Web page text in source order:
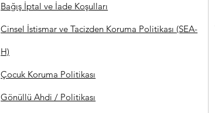
Bağış İptal ve İade Koşulları
Cinsel İstismar ve Tacizden Koruma Politikası (SEA-
H)
Çocuk Koruma Politikası
Gönüllü Ahdi / Politikası